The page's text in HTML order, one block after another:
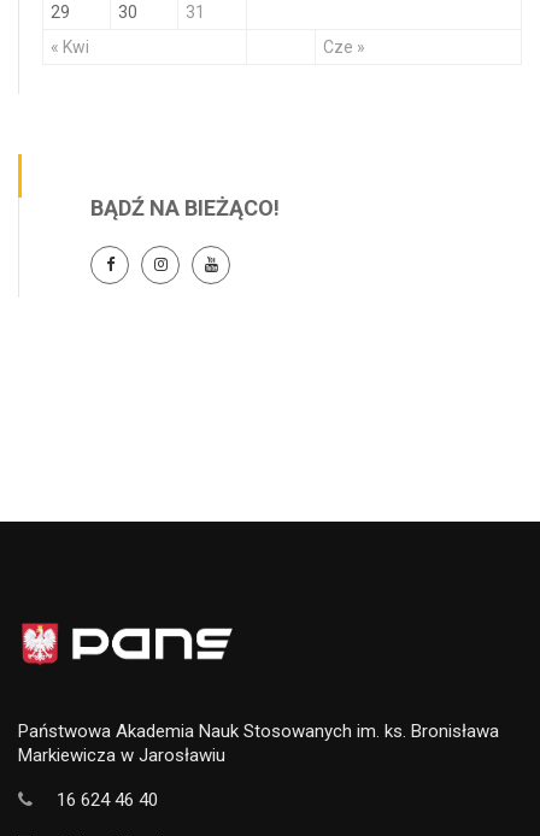
« Kwi Cze »
29 30 31
BĄDŹ NA BIEŻĄCO!
Państwowa Akademia Nauk Stosowanych im. ks. Bronisława
Markiewicza w Jarosławiu
16 624 46 40